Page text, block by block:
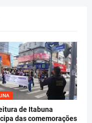
de Itabuna
das comemorações